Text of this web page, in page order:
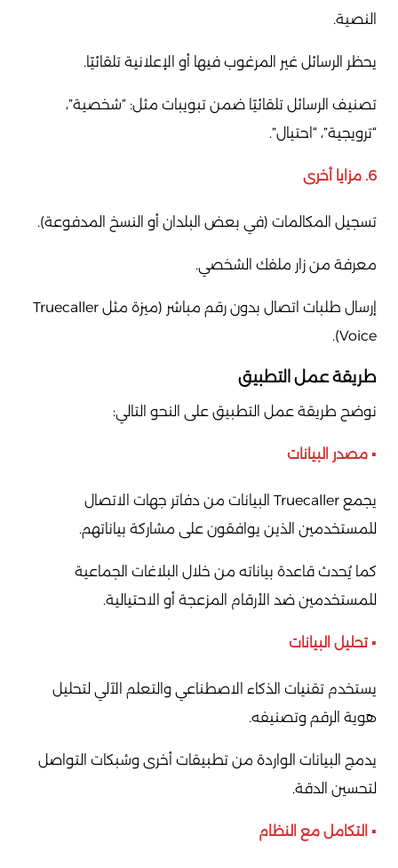
النصية.
يحظر الرسائل غير المرغوب فيها أو الإعلانية تلقائيًا.
تصنيف الرسائل تلقائيًا ضمن تبويبات مثل: “شخصية”،
“ترويجية”، “احتيال”.
6. مزايا أخرى
تسجيل المكالمات (في بعض البلدان أو النسخ المدفوعة).
معرفة من زار ملفك الشخصي.
إرسال طلبات اتصال بدون رقم مباشر (ميزة مثل Truecaller
Voice).
طريقة عمل التطبيق
نوضح طريقة عمل التطبيق على النحو التالي:
▪️ مصدر البيانات
يجمع Truecaller البيانات من دفاتر جهات الاتصال
للمستخدمين الذين يوافقون على مشاركة بياناتهم.
كما يُحدث قاعدة بياناته من خلال البلاغات الجماعية
للمستخدمين ضد الأرقام المزعجة أو الاحتيالية.
▪️ تحليل البيانات
يستخدم تقنيات الذكاء الاصطناعي والتعلم الآلي لتحليل
هوية الرقم وتصنيفه.
يدمج البيانات الواردة من تطبيقات أخرى وشبكات التواصل
لتحسين الدقة.
▪️ التكامل مع النظام